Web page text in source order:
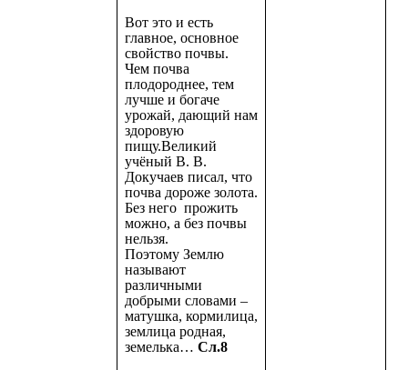
Вот это и есть
главное, основное
свойство почвы.
Чем почва
плодороднее, тем
лучше и богаче
урожай, дающий нам
здоровую
пищу.Великий
учёный В. В.
Докучаев писал, что
почва дороже золота.
Без него прожить
можно, а без почвы
нельзя.
Поэтому Землю
называют
различными
добрыми словами –
матушка, кормилица,
землица родная,
земелька… Сл.8